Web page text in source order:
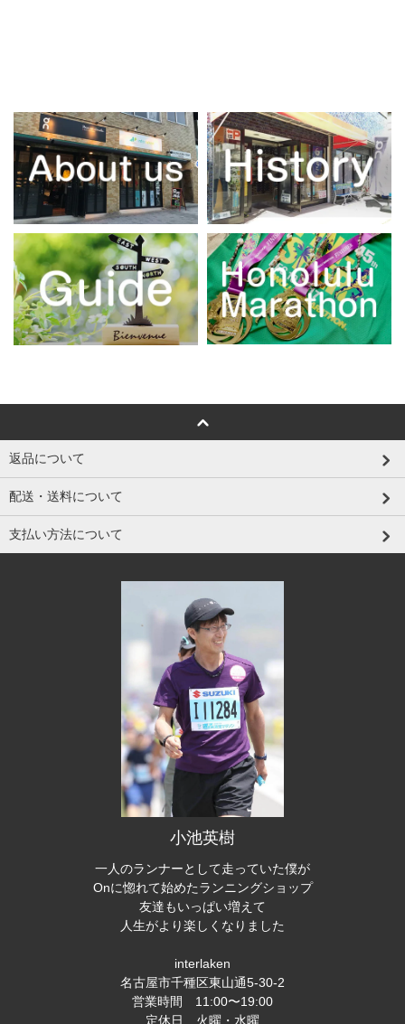
返品について
配送・送料について
支払い方法について
小池英樹
一人のランナーとして走っていた僕が
Onに惚れて始めたランニングショップ
友達もいっぱい増えて
人生がより楽しくなりました
interlaken
名古屋市千種区東山通5-30-2
営業時間 11:00〜19:00
定休日 火曜・水曜